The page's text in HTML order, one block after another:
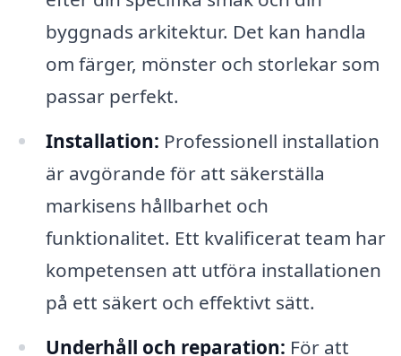
byggnads arkitektur. Det kan handla
om färger, mönster och storlekar som
passar perfekt.
Installation: Professionell installation
är avgörande för att säkerställa
markisens hållbarhet och
funktionalitet. Ett kvalificerat team har
kompetensen att utföra installationen
på ett säkert och effektivt sätt.
Underhåll och reparation: För att